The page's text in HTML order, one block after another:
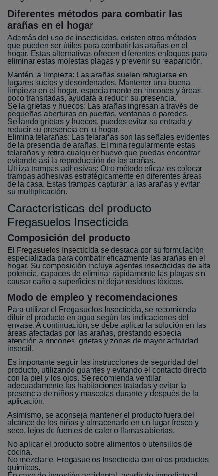
Diferentes métodos para combatir las
arañas en el hogar
Además del uso de insecticidas, existen otros métodos
que pueden ser útiles para combatir las arañas en el
hogar. Estas alternativas ofrecen diferentes enfoques para
eliminar estas molestas plagas y prevenir su reaparición.
Mantén la limpieza: Las arañas suelen refugiarse en
lugares sucios y desordenados. Mantener una buena
limpieza en el hogar, especialmente en rincones y áreas
poco transitadas, ayudará a reducir su presencia.
Sella grietas y huecos: Las arañas ingresan a través de
pequeñas aberturas en puertas, ventanas o paredes.
Sellando grietas y huecos, puedes evitar su entrada y
reducir su presencia en tu hogar.
Elimina telarañas: Las telarañas son las señales evidentes
de la presencia de arañas. Elimina regularmente estas
telarañas y retira cualquier huevo que puedas encontrar,
evitando así la reproducción de las arañas.
Utiliza trampas adhesivas: Otro método eficaz es colocar
trampas adhesivas estratégicamente en diferentes áreas
de la casa. Estas trampas capturan a las arañas y evitan
su multiplicación.
Características del producto
Fregasuelos Insecticida
Composición del producto
El Fregasuelos Insecticida se destaca por su formulación
especializada para combatir eficazmente las arañas en el
hogar. Su composición incluye agentes insecticidas de alta
potencia, capaces de eliminar rápidamente las plagas sin
causar daño a superficies ni dejar residuos tóxicos.
Modo de empleo y recomendaciones
Para utilizar el Fregasuelos Insecticida, se recomienda
diluir el producto en agua según las indicaciones del
envase. A continuación, se debe aplicar la solución en las
áreas afectadas por las arañas, prestando especial
atención a rincones, grietas y zonas de mayor actividad
insectil.
Es importante seguir las instrucciones de seguridad del
producto, utilizando guantes y evitando el contacto directo
con la piel y los ojos. Se recomienda ventilar
adecuadamente las habitaciones tratadas y evitar la
presencia de niños y mascotas durante y después de la
aplicación.
Asimismo, se aconseja mantener el producto fuera del
alcance de los niños y almacenarlo en un lugar fresco y
seco, lejos de fuentes de calor o llamas abiertas.
No aplicar el producto sobre alimentos o utensilios de
cocina.
No mezclar el Fregasuelos Insecticida con otros productos
químicos.